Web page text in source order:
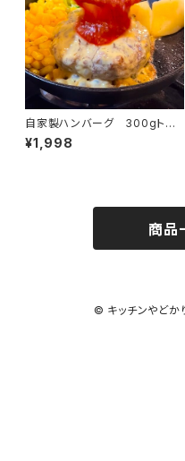
自家製ハンバーグ 300gトッ
ピング（チェダーチーズ）
¥1,998
商品
© キッチンやどか